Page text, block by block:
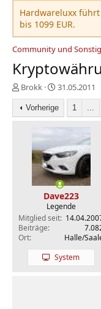
Hardwareluxx
bis 1099 EUR.
Community und
E
r
s
t
Brokk
E
r
s
t
e
l
l
t
a
m
31.05.2011
Vorherige 1 ...
Dave223
Legende
Mitglied seit
Beiträge
Ort
Halle/
System